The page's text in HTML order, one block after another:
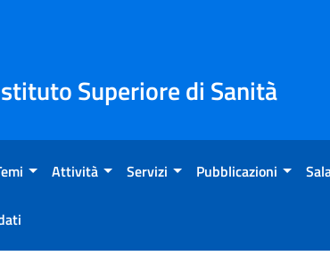
Superiore di Sanità
Attività Servizi Pubblicazioni